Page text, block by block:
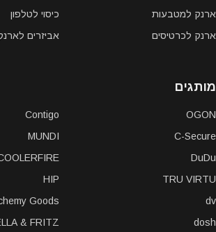
ארנק למטבעות
ארנק לכרטיסים
כיסוי לטלפון
אביזרים
מותגים
OGON
C-Secure
DuDu
TRU VIRTU
dv
dosh
Contigo
MUNDI
HIP
Goods
& FRITZ